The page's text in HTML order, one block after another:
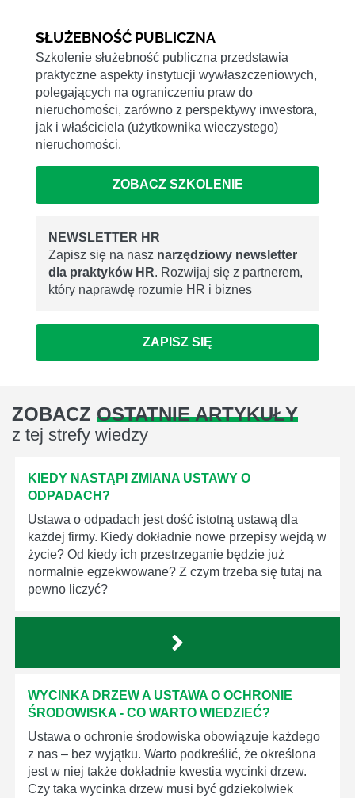
SŁUŻEBNOŚĆ PUBLICZNA
Szkolenie służebność publiczna przedstawia
praktyczne aspekty instytucji wywłaszczeniowych,
polegających na ograniczeniu praw do
nieruchomości, zarówno z perspektywy inwestora,
jak i właściciela (użytkownika wieczystego)
nieruchomości.
ZOBACZ SZKOLENIE
NEWSLETTER HR
Zapisz się na nasz narzędziowy newsletter
dla praktyków HR. Rozwijaj się z partnerem,
który naprawdę rozumie HR i biznes
ZAPISZ SIĘ
ZOBACZ OSTATNIE ARTYKUŁY
z tej strefy wiedzy
KIEDY NASTĄPI ZMIANA USTAWY O
ODPADACH?
Ustawa o odpadach jest dość istotną ustawą dla
każdej firmy. Kiedy dokładnie nowe przepisy wejdą w
życie? Od kiedy ich przestrzeganie będzie już
normalnie egzekwowane? Z czym trzeba się tutaj na
pewno liczyć?
WYCINKA DRZEW A USTAWA O OCHRONIE
ŚRODOWISKA - CO WARTO WIEDZIEĆ?
Ustawa o ochronie środowiska obowiązuje każdego
z nas – bez wyjątku. Warto podkreślić, że określona
jest w niej także dokładnie kwestia wycinki drzew.
Czy taka wycinka drzew musi być gdziekolwiek